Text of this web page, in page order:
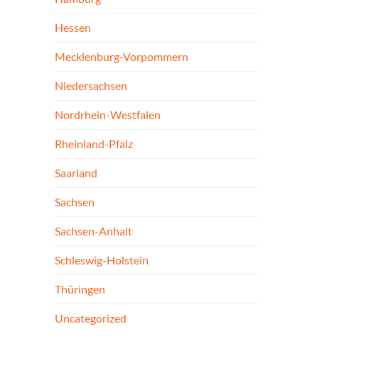
Hessen
Mecklenburg-Vorpommern
Niedersachsen
Nordrhein-Westfalen
Rheinland-Pfalz
Saarland
Sachsen
Sachsen-Anhalt
Schleswig-Holstein
Thüringen
Uncategorized